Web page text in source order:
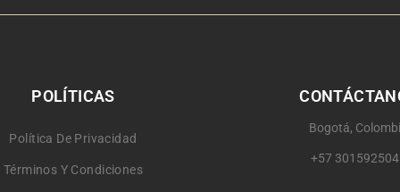
POLÍTICAS
Política De Privacidad
Términos Y Condiciones
Bogotá,
+57